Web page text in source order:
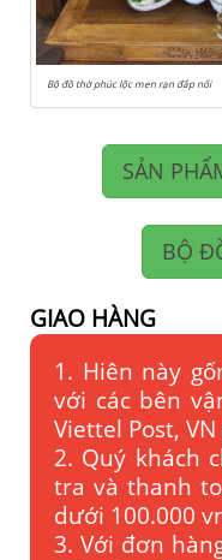
Bộ đồ thờ phúc lộc men rạn đắp nổi
SẢN
BỘ
GIAO HÀNG
1. Hiên này
với các bên
Viettel Post,
2. Quý khách
tra và thanh
dưới 100.000
3. Với đơn